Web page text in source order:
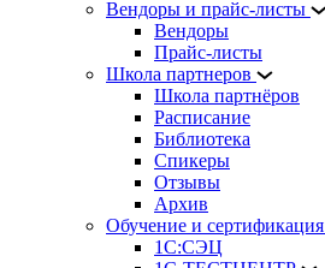
Вендоры и прайс-листы
Вендоры
Прайс-листы
Школа партнеров
Школа партнёров
Расписание
Библиотека
Спикеры
Отзывы
Архив
Обучение и сертификация
1С:СЭЦ